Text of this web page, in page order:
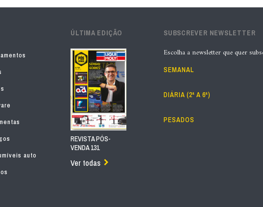
auto
ÚLTIMA EDIÇÃO
REVISTA PÓS-
VENDA 131
Ver todas
SUBSCREVER NEWSLETTER
Escolha a newsletter que quer
SEMANAL
DIÁRIA (2ª A 6ª)
PESADOS